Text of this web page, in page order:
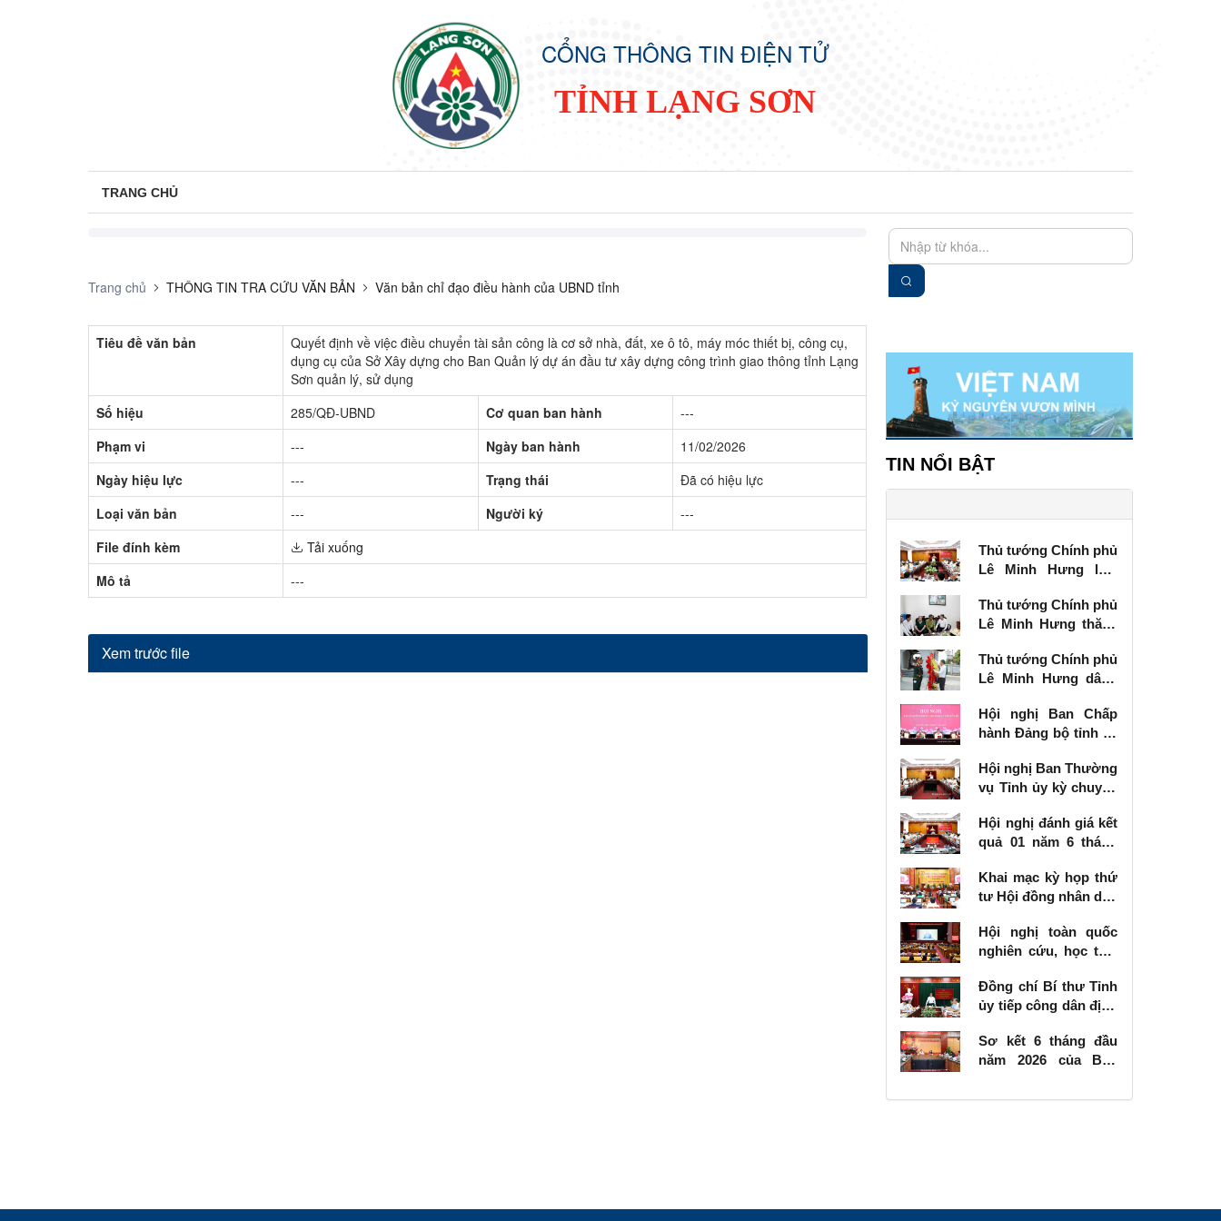
CỔNG THÔNG TIN ĐIỆN TỬ
TỈNH LẠNG SƠN
TRANG CHỦ
Trang chủ THÔNG TIN TRA CỨU VĂN BẢN Văn bản chỉ đạo điều hành của UBND tỉnh
Tiêu đề văn bản
Quyết định về việc điều chuyển tài sản công là cơ sở nhà, đất, xe ô tô, máy móc thiết bị, công cụ,
dụng cụ của Sở Xây dựng cho Ban Quản lý dự án đầu tư xây dựng công trình giao thông tỉnh Lạng
Sơn quản lý, sử dụng
Số hiệu
285/QĐ-UBND Cơ quan ban hành
---
Phạm vi
--- Ngày ban hành
11/02/2026
Ngày hiệu lực
--- Trạng thái
Đã có hiệu lực
Loại văn bản
--- Người ký
---
File đính kèm
Tải xuống
Mô tả
---
Xem trước file
TIN NỔI BẬT
Thủ tướng Chính phủ
Lê Minh Hưng làm
vụ Tỉnh ủy Lạng Sơn
Thủ tướng Chính phủ
Lê Minh Hưng thăm,
binh tại Lạng Sơn
Thủ tướng Chính phủ
Lê Minh Hưng dâng
các Anh hùng liệt sĩ
tại Lạng Sơn
Hội nghị Ban Chấp
hành Đảng bộ tỉnh kỳ
Hội nghị Ban Thường
vụ Tỉnh ủy kỳ chuyên
Hội nghị đánh giá kết
quả 01 năm 6 tháng
số 57-NQ/TW
Khai mạc kỳ họp thứ
tư Hội đồng nhân dân
kỳ 2026 - 2031
Hội nghị toàn quốc
nghiên cứu, học tập,
khai thực hiện Nghị
quyết số 10-NQ/TW
phát triển kinh tế có
vốn đầu tư nước
Đồng chí Bí thư Tỉnh
ủy tiếp công dân định
Sơ kết 6 tháng đầu
năm 2026 của Ban
các công trình, dự án